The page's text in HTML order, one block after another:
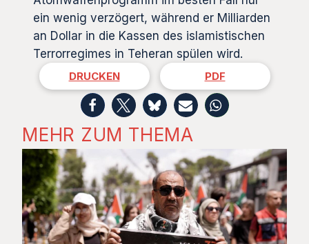
ein wenig verzögert, während er Milliarden
an Dollar in die Kassen des islamistischen
Terrorregimes in Teheran spülen wird.
DRUCKEN PDF
MEHR ZUM THEMA